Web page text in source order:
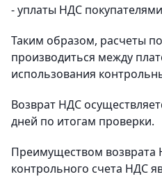
- уплаты НДС
Таким образом, расчеты
производиться между
использования
Возврат НДС
дней по итогам проверки.
Преимуществом
контрольного счета НДС